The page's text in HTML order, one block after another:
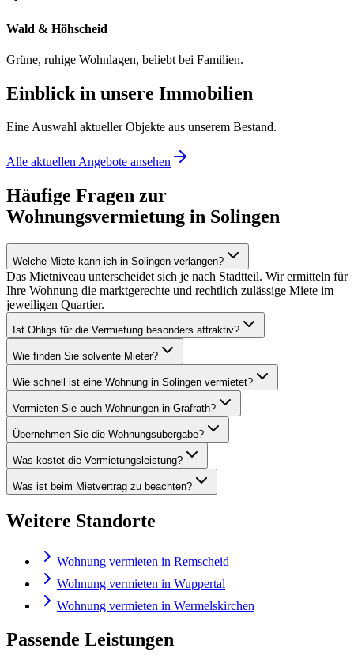
Wald & Höhscheid
Grüne, ruhige Wohnlagen, beliebt bei Familien.
Einblick in unsere Immobilien
Eine Auswahl aktueller Objekte aus unserem Bestand.
Alle aktuellen Angebote ansehen
Häufige Fragen zur
Wohnungsvermietung in Solingen
Welche Miete kann ich in Solingen verlangen?
Das Mietniveau unterscheidet sich je nach Stadtteil. Wir ermitteln für
Ihre Wohnung die marktgerechte und rechtlich zulässige Miete im
jeweiligen Quartier.
Ist Ohligs für die Vermietung besonders attraktiv?
Wie finden Sie solvente Mieter?
Wie schnell ist eine Wohnung in Solingen vermietet?
Vermieten Sie auch Wohnungen in Gräfrath?
Übernehmen Sie die Wohnungsübergabe?
Was kostet die Vermietungsleistung?
Was ist beim Mietvertrag zu beachten?
Weitere Standorte
Wohnung vermieten in Remscheid
Wohnung vermieten in Wuppertal
Wohnung vermieten in Wermelskirchen
Passende Leistungen